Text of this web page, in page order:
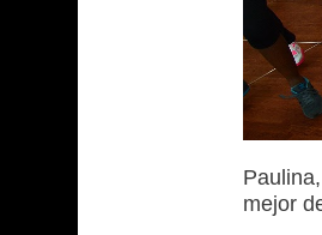
mejor